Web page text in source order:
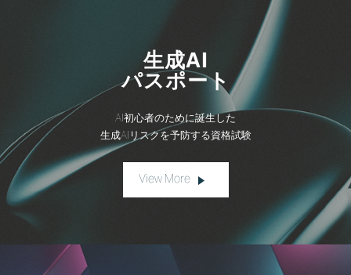
生成AI
パスポート
AI初心者のために誕生した
生成AIリスクを予防する資格試験
View More